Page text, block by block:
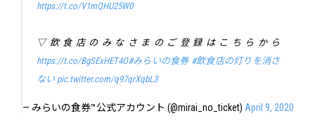
https://t.co/V1mQHU25W0
▽飲食店のみなさまのご登録はこちらから
https://t.co/BgSExHET4O#みらいの食券 #飲食店の灯りを消さ
ない pic.twitter.com/q97qrXqbL3
— みらいの食券™公式アカウント (@mirai_no_ticket) April 9, 2020